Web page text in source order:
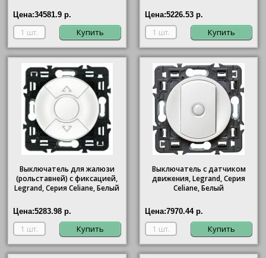
Цена:34581.9 р.
Купить
Цена:5226.53 р.
Купить
Выключатель для жалюзи
(рольставней) с фиксацией,
Legrand, Серия Celiane, Белый
Цена:5283.98 р.
Купить
Выключатель с датчиком
движения, Legrand, Серия
Celiane, Белый
Цена:7970.44 р.
Купить